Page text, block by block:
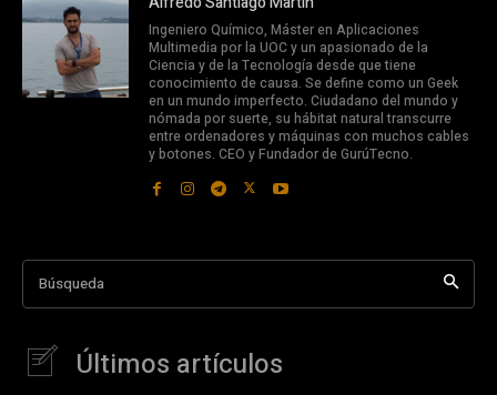
Ingeniero Químico, Máster en Aplicaciones
Multimedia por la UOC y un apasionado de la
Ciencia y de la Tecnología desde que tiene
conocimiento de causa. Se define como un Geek
en un mundo imperfecto. Ciudadano del mundo y
nómada por suerte, su hábitat natural transcurre
entre ordenadores y máquinas con muchos cables
y botones. CEO y Fundador de GurúTecno.
Búsqueda
Últimos artículos